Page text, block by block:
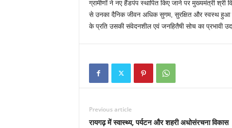
ग्रामीणों ने नए हैंडपंप स्थापित किए जाने पर मुख्यमंत्री
से उनका दैनिक जीवन अधिक सुगम, सुरक्षित और स्वस्थ हुआ
के प्रति उसकी संवेदनशील एवं जनहितैषी सोच का प्रभावी
Previous article
रायगढ़ में स्वास्थ्य, पर्यटन और शहरी अधोसंरचना विकास